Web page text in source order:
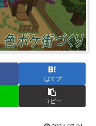
はてブ
コピー